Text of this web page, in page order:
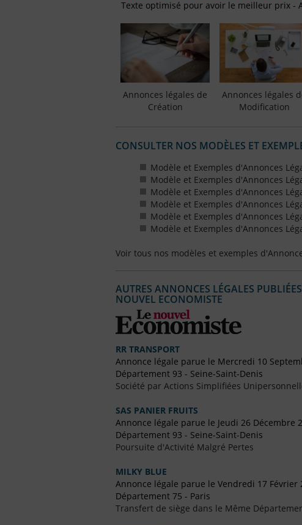
Texte optimisé pour avoir le meilleur prix -
Annonces légales de
Création
Annonces légales
Modification
CONSULTER NOS MODÈLES ET
Modèle et Exemples d'Annonces
Modèle et Exemples d'Annonces
Modèle et Exemples d'Annonces
Modèle et Exemples d'Annonces
Modèle et Exemples d'Annonces
Modèle et Exemples d'Annonces
Voir tous nos modèles et exemples
AUTRES ANNONCES LÉGALES
NOUVEL ECONOMISTE
RR TRANSPORT
Annonce légale parue le Mercredi 10
Département 93 - Seine-Saint-Denis
Société par Actions Simplifiées
SAS PANIER FRUITS
Annonce légale parue le Jeudi 26 Décembre
Département 93 - Seine-Saint-Denis
Poursuite d'Activité Malgré Pertes
MILKY BLUE
Annonce légale parue le Vendredi 17 Février
Département 75 - Paris
Transfert de siège dans le Même